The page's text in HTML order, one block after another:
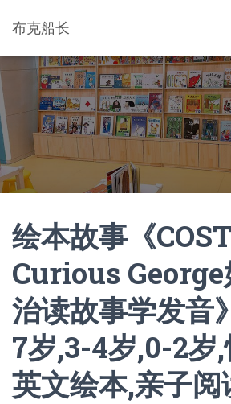
布克船长
绘本故事《
Curious
治读故事学发音
7岁,3-4岁,0-2岁
英文绘本,亲子阅